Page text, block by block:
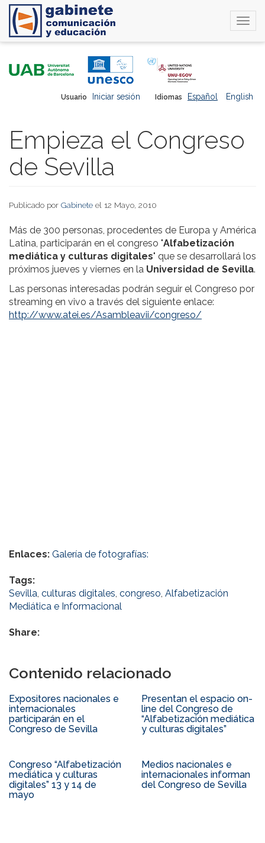
Idiomas Español English
Usuario Iniciar sesión
Empieza el Congreso
de Sevilla
Publicado por Gabinete el 12 Mayo, 2010
Más de 300 personas, procedentes de Europa y América
Latina, participarán en el congreso "Alfabetización
mediática y culturas digitales" que se desarrollará los
próximos jueves y viernes en la Universidad de Sevilla.
Las personas interesadas podrán seguir el Congreso por
streaming en vivo a través del siguiente enlace:
http://www.atei.es/Asambleavii/congreso/
Enlaces: Galería de fotografías:
Tags:
Sevilla, culturas digitales, congreso, Alfabetización
Mediática e Informacional
Share:
Contenido relacionado
Expositores nacionales e
internacionales
participarán en el
Congreso de Sevilla
Presentan el espacio on-
line del Congreso de
“Alfabetización mediática
y culturas digitales”
Congreso “Alfabetización
mediática y culturas
digitales” 13 y 14 de
mayo
Medios nacionales e
internacionales informan
del Congreso de Sevilla